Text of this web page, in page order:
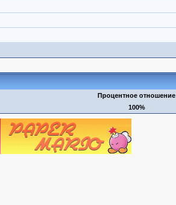
Процентное отношение
100%